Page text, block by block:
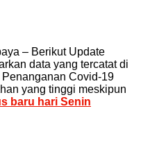
– Berikut Update
data yang tercatat di
Covid-19
yang tinggi meskipun
baru hari Senin